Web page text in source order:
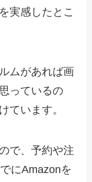
実感したとこ
ムがあれば画
っているの
ています。
で、予約や注
にAmazonを